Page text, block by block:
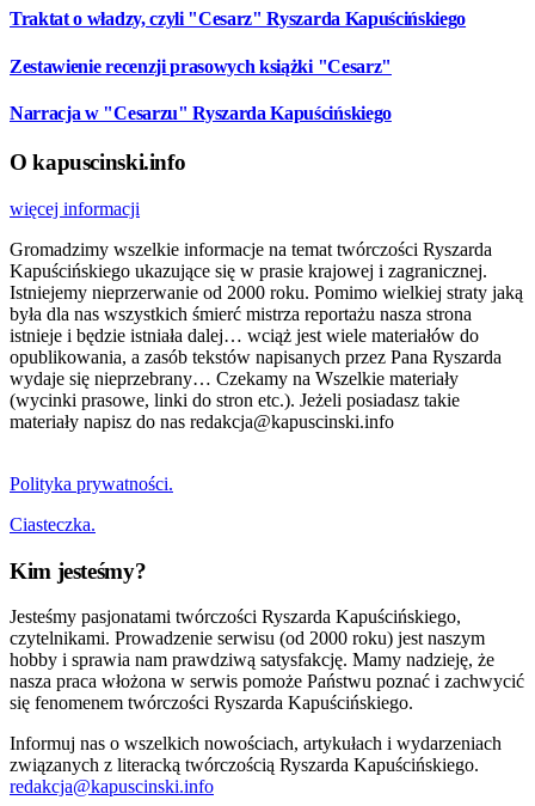
Traktat o władzy, czyli "Cesarz" Ryszarda Kapuścińskiego
Zestawienie recenzji prasowych książki "Cesarz"
Narracja w "Cesarzu" Ryszarda Kapuścińskiego
O kapuscinski.info
więcej informacji
Gromadzimy wszelkie informacje na temat twórczości Ryszarda
Kapuścińskiego ukazujące się w prasie krajowej i zagranicznej.
Istniejemy nieprzerwanie od 2000 roku. Pomimo wielkiej straty jaką
była dla nas wszystkich śmierć mistrza reportażu nasza strona
istnieje i będzie istniała dalej… wciąż jest wiele materiałów do
opublikowania, a zasób tekstów napisanych przez Pana Ryszarda
wydaje się nieprzebrany… Czekamy na Wszelkie materiały
(wycinki prasowe, linki do stron etc.). Jeżeli posiadasz takie
materiały napisz do nas redakcja@kapuscinski.info
Polityka prywatności.
Ciasteczka.
Kim jesteśmy?
Jesteśmy pasjonatami twórczości Ryszarda Kapuścińskiego,
czytelnikami. Prowadzenie serwisu (od 2000 roku) jest naszym
hobby i sprawia nam prawdziwą satysfakcję. Mamy nadzieję, że
nasza praca włożona w serwis pomoże Państwu poznać i zachwycić
się fenomenem twórczości Ryszarda Kapuścińskiego.
Informuj nas o wszelkich nowościach, artykułach i wydarzeniach
związanych z literacką twórczością Ryszarda Kapuścińskiego.
redakcja@kapuscinski.info